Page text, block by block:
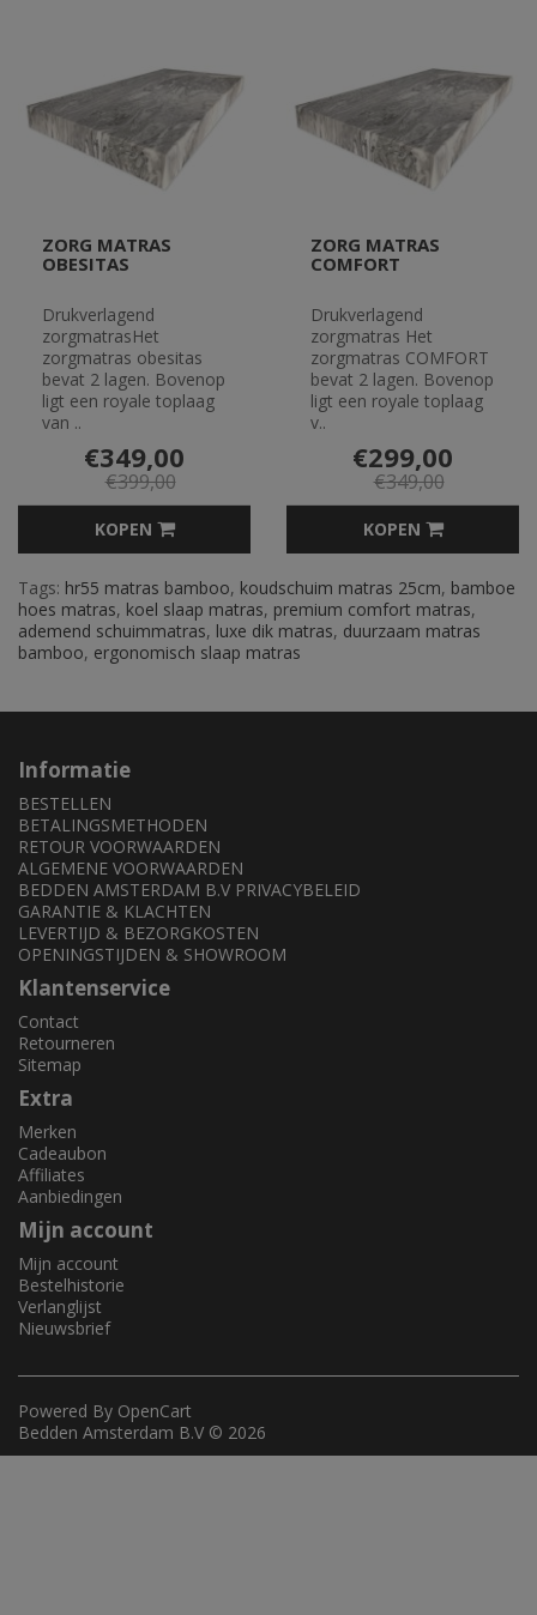
ZORG MATRAS
OBESITAS
Drukverlagend
zorgmatrasHet
zorgmatras obesitas
bevat 2 lagen. Bovenop
ligt een royale toplaag
van ..
€349,00
€399,00
KOPEN
ZORG MATRAS
COMFORT
Drukverlagend
zorgmatras Het
zorgmatras COMFORT
bevat 2 lagen. Bovenop
ligt een royale toplaag
v..
€299,00
€349,00
KOPEN
Tags: hr55 matras bamboo, koudschuim matras 25cm, bamboe
hoes matras, koel slaap matras, premium comfort matras,
ademend schuimmatras, luxe dik matras, duurzaam matras
bamboo, ergonomisch slaap matras
Informatie
BESTELLEN
BETALINGSMETHODEN
RETOUR VOORWAARDEN
ALGEMENE VOORWAARDEN
BEDDEN AMSTERDAM B.V PRIVACYBELEID
GARANTIE & KLACHTEN
LEVERTIJD & BEZORGKOSTEN
OPENINGSTIJDEN & SHOWROOM
Klantenservice
Contact
Retourneren
Sitemap
Extra
Merken
Cadeaubon
Affiliates
Aanbiedingen
Mijn account
Mijn account
Bestelhistorie
Verlanglijst
Nieuwsbrief
Powered By OpenCart
Bedden Amsterdam B.V © 2026